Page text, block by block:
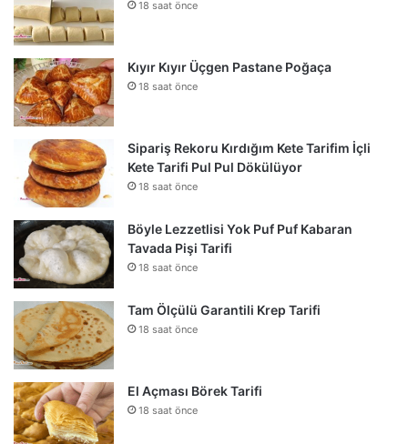
18 saat önce
Kıyır Kıyır Üçgen Pastane Poğaça
18 saat önce
Sipariş Rekoru Kırdığım Kete Tarifim İçli
Kete Tarifi Pul Pul Dökülüyor
18 saat önce
Böyle Lezzetlisi Yok Puf Puf Kabaran
Tavada Pişi Tarifi
18 saat önce
Tam Ölçülü Garantili Krep Tarifi
18 saat önce
El Açması Börek Tarifi
18 saat önce